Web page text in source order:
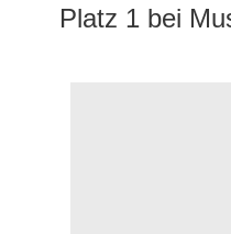
Platz 1 bei